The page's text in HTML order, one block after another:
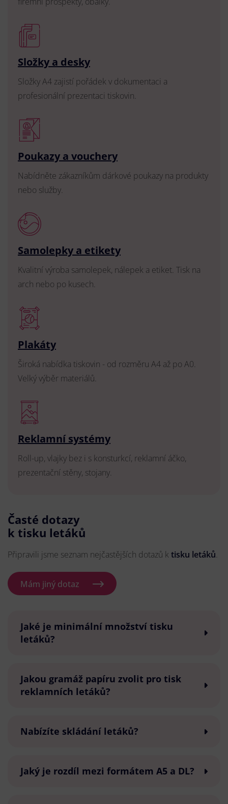
Složky a desky
Složky A4 zajistí pořádek v dokumentaci a
profesionální prezentaci tiskovin.
Poukazy a vouchery
Nabídněte zákazníkům dárkové poukazy na produkty
nebo služby.
Samolepky a etikety
Kvalitní výroba samolepek, nálepek a etiket. Tisk na
arch nebo po kusech.
Plakáty
Široká nabídka tiskovin - od rozměru A4 až po A0.
Velký výběr materiálů.
Reklamní systémy
Roll-up, vlajky bez i s konsturkcí, reklamní áčko,
prezentační stěny, stojany.
Časté dotazy
k tisku letáků
Připravili jsme seznam nejčastějších dotazů k tisku letáků.
Mám jiný dotaz
Jaké je minimální množství tisku
letáků?
Jakou gramáž papíru zvolit pro tisk
reklamních letáků?
Nabízíte skládání letáků?
Jaký je rozdíl mezi formátem A5 a DL?